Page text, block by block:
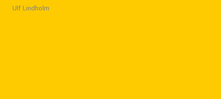
Ulf Lindholm